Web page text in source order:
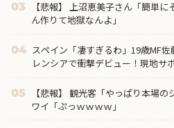
03
【悲報】 上沼恵美子さん「簡単
ん作りて地獄なんよ」
04 スペイン「凄すぎるわ」19歳MF
レンシアで衝撃デビュー！現地サ
05
【悲報】 観光客「やっぱり本場
ワイ「ぷっｗｗｗｗ」